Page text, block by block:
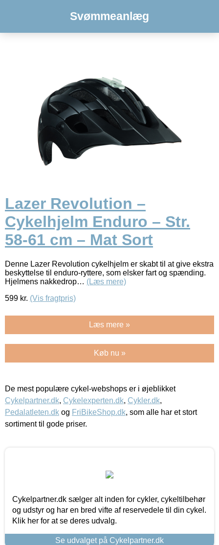
Svømmeanlæg
Lazer Revolution –
Cykelhjelm Enduro – Str.
58-61 cm – Mat Sort
Denne Lazer Revolution cykelhjelm er skabt til at give ekstra
beskyttelse til enduro-ryttere, som elsker fart og spænding.
Hjelmens nakkedrop… (Læs mere)
599 kr. (Vis fragtpris)
Læs mere »
Køb nu »
De mest populære cykel-webshops er i øjeblikket
Cykelpartner.dk, Cykelexperten.dk, Cykler.dk,
Pedalatleten.dk og FriBikeShop.dk, som alle har et stort
sortiment til gode priser.
Cykelpartner.dk sælger alt inden for cykler, cykeltilbehør
og udstyr og har en bred vifte af reservedele til din cykel.
Klik her for at se deres udvalg.
Se udvalget på Cykelpartner.dk